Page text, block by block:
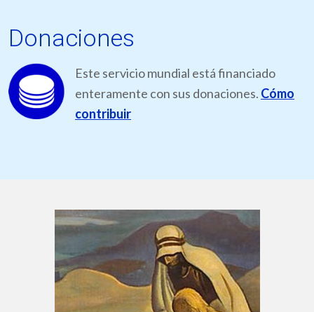
Donaciones
Este servicio mundial está financiado
enteramente con sus donaciones. Cómo
contribuir